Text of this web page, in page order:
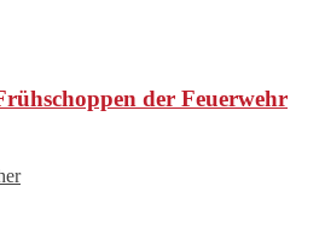
der Feuerwehr